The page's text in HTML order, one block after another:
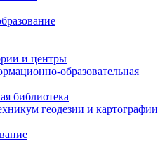
и центры
образовательная
библиотека
геодезии и картографии